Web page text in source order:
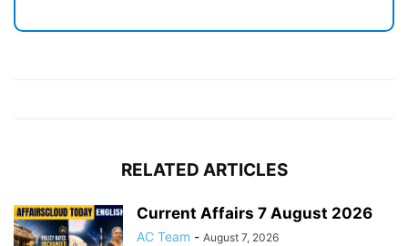
RELATED ARTICLES
Current Affairs 7 August 2026
AC Team - August 7, 2026